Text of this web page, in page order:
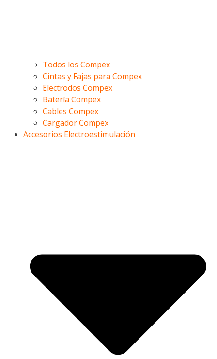
Todos los Compex
Cintas y Fajas para Compex
Electrodos Compex
Batería Compex
Cables Compex
Cargador Compex
Accesorios Electroestimulación